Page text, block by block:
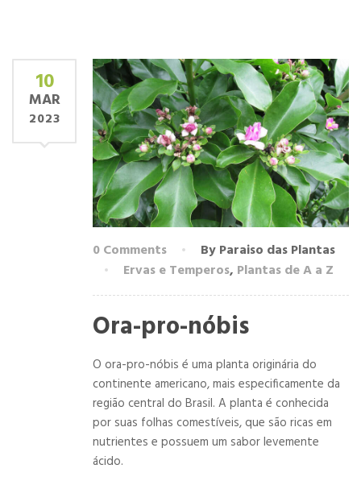
10
MAR
2023
0 Comments
By Paraiso das Plantas
Ervas e Temperos, Plantas de A a Z
Ora-pro-nóbis
O ora-pro-nóbis é uma planta originária do
continente americano, mais especificamente da
região central do Brasil. A planta é conhecida
por suas folhas comestíveis, que são ricas em
nutrientes e possuem um sabor levemente
ácido.